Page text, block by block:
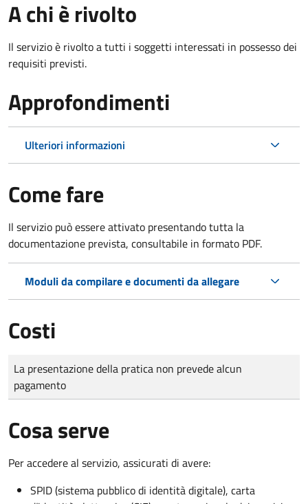
A chi è rivolto
Il servizio è rivolto a tutti i soggetti interessati in possesso dei
requisiti previsti.
Approfondimenti
Ulteriori informazioni
Come fare
Il servizio può essere attivato presentando tutta la
documentazione prevista, consultabile in formato PDF.
Moduli da compilare e documenti da allegare
Costi
Tipo di pagamento
Importo
La presentazione della pratica non prevede alcun
pagamento
Cosa serve
Per accedere al servizio, assicurati di avere:
SPID (sistema pubblico di identità digitale), carta